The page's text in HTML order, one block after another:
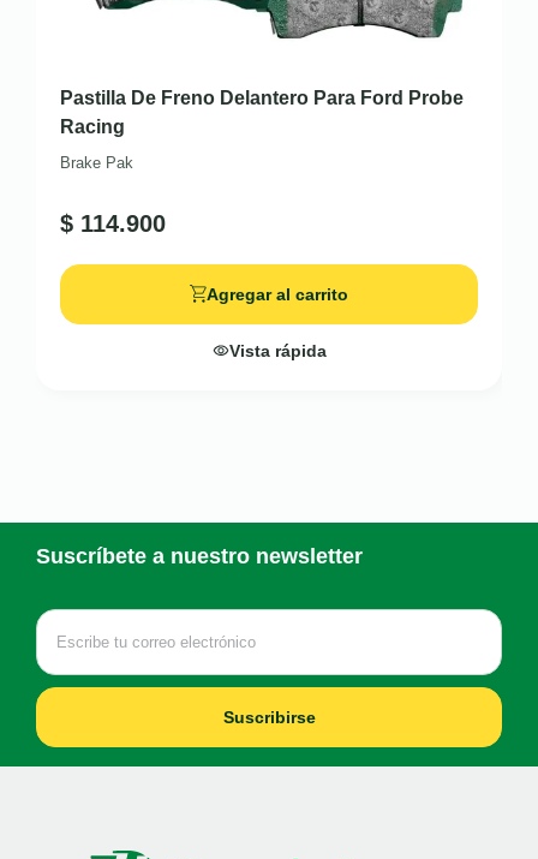
Pastilla De Freno Delantero Para Ford Probe
Racing
Brake Pak
$ 114.900
Agregar al carrito
Vista rápida
Suscríbete a nuestro newsletter
Suscribirse